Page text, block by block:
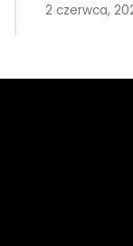
2 czerwca,